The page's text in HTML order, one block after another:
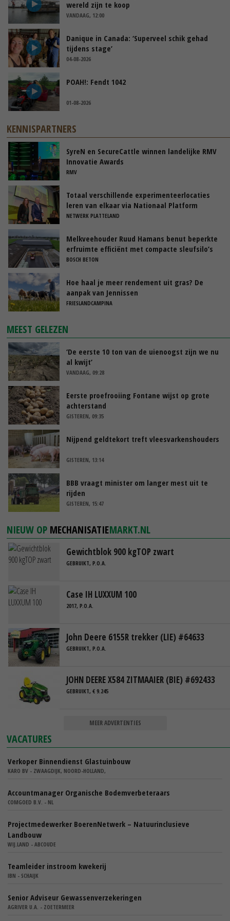
wereld zijn te koop
VANDAAG, 12:00
Danique in Canada: ‘Superveel schik gehad
tijdens stage’
04-08-2026
POAH!: Fendt 1042
01-08-2026
KENNISPARTNERS
SyreN en SecureCattle winnen landelijke RMV
Innovatie Awards
RMV
Totaal verschillende experimenteerlocaties
leren van elkaar via Nationaal Platform
NETWERK PLATTELAND
Melkveehouder Ruud Hamans benut beperkte
erfruimte efficiënt met compacte sleufsilo’s
BOSCH BETON
Hoe haal je meer rendement uit gras? De
aanpak van Jennissen
FRIESLANDCAMPINA
MEEST GELEZEN
‘De eerste 10 ton van de uienoogst zijn we nu
al kwijt’
VANDAAG, 09:28
Eerste proefrooiing Fontane wijst op grote
achterstand
GISTEREN, 09:35
Nijpend geldtekort treft vleesvarkenshouders
GISTEREN, 13:14
BBB vraagt minister om langer mest uit te
rijden
GISTEREN, 15:47
NIEUW OP MECHANISATIEMARKT.NL
Gewichtblok 900 kgTOP zwart
GEBRUIKT, P.O.A.
Case IH LUXXUM 100
2017, P.O.A.
John Deere 6155R trekker (LIE) #64633
GEBRUIKT, P.O.A.
JOHN DEERE X584 ZITMAAIER (BIE) #692433
GEBRUIKT, € 9.245
MEER ADVERTENTIES
VACATURES
Verkoper Binnendienst Glastuinbouw
KARO BV - ZWAAGDIJK, NOORD-HOLLAND,
Accountmanager Organische Bodemverbeteraars
COMGOED B.V. - NL
Projectmedewerker BoerenNetwerk – Natuurinclusieve
Landbouw
WIJ.LAND - ABCOUDE
Teamleider instroom kwekerij
IBN - SCHAIJK
Senior Adviseur Gewassenverzekeringen
AGRIVER U.A. - ZOETERMEER